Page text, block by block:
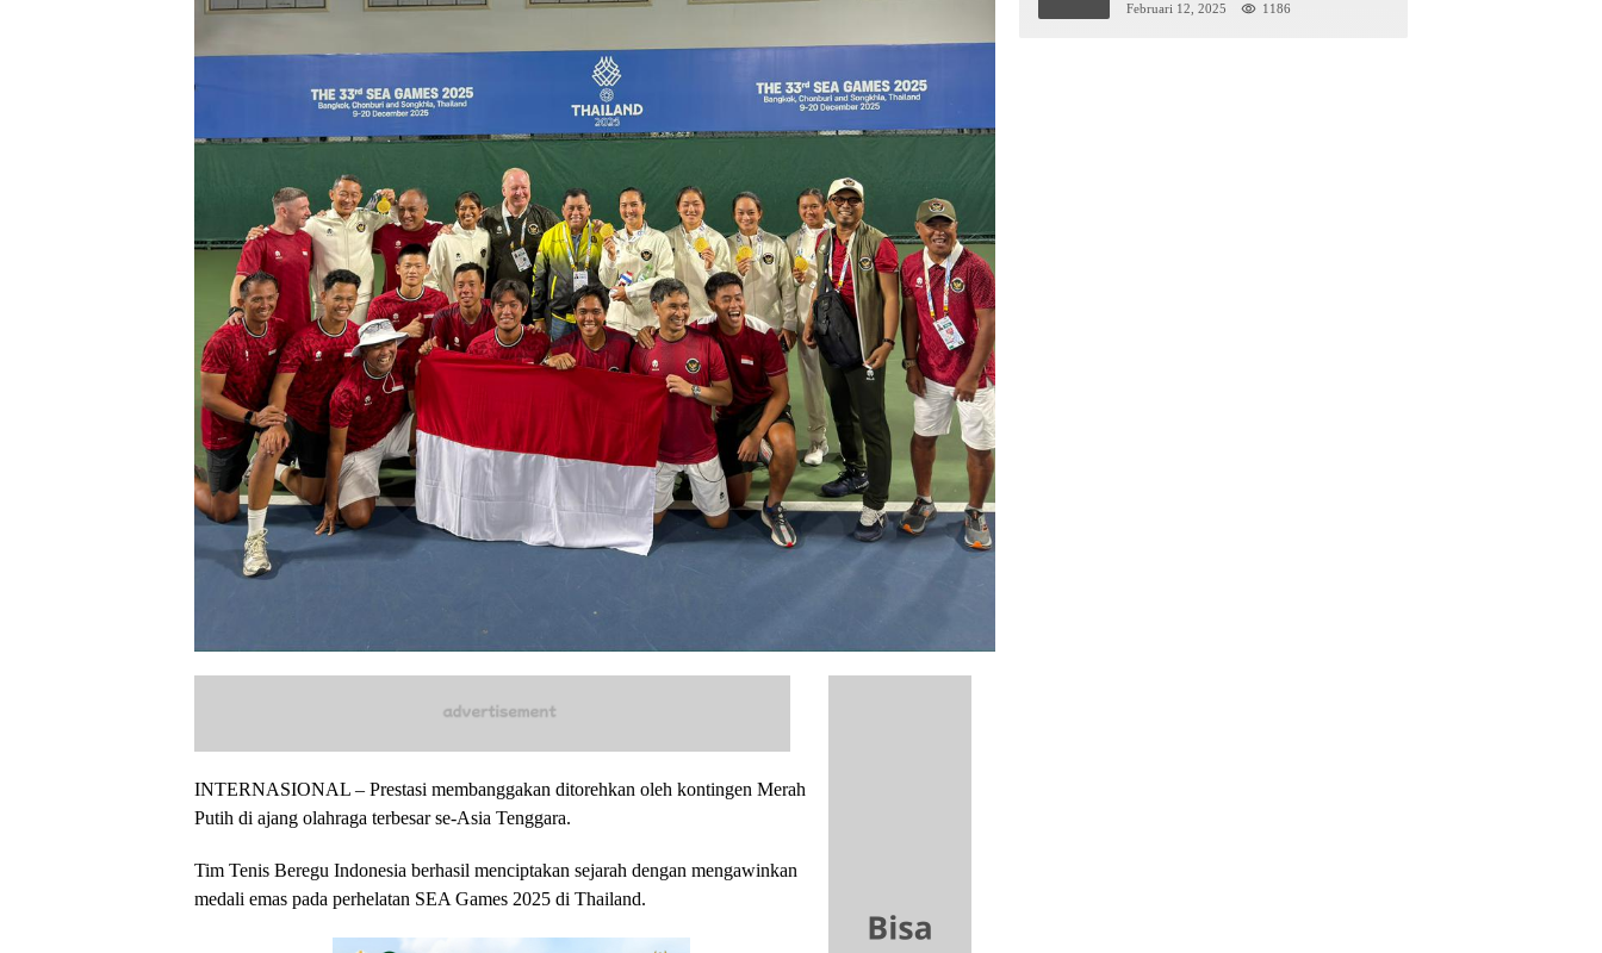
INTERNASIONAL – Prestasi membanggakan ditorehkan oleh kontingen Merah
Putih di ajang olahraga terbesar se-Asia Tenggara.
Tim Tenis Beregu Indonesia berhasil menciptakan sejarah dengan mengawinkan
medali emas pada perhelatan SEA Games 2025 di Thailand.
Februari 12, 2025 1186